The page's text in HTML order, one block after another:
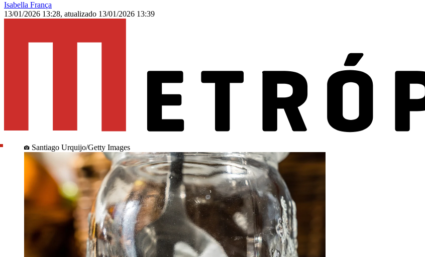
Isabella França
13/01/2026 13:28, atualizado 13/01/2026 13:39
Santiago Urquijo/Getty Images